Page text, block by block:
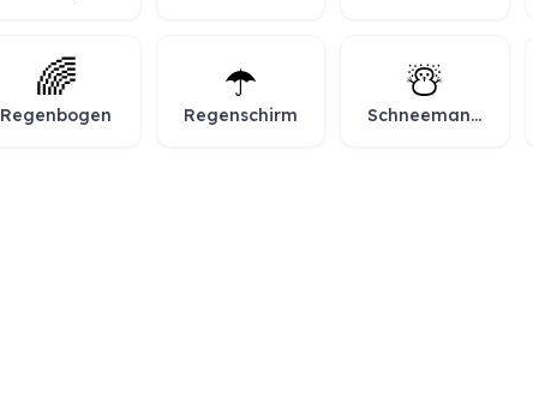
🌈
Regenbogen
☂️
Regenschirm
☃️
Schneemann